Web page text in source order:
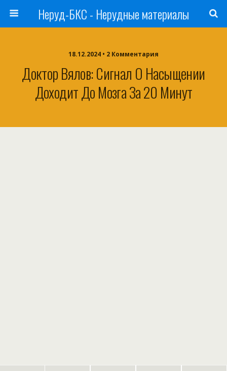
Неруд-БКС - Нерудные материалы
18.12.2024 • 2 Комментария
Доктор Вялов: Сигнал О Насыщении
Доходит До Мозга За 20 Минут